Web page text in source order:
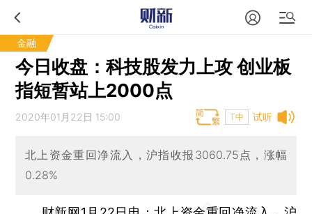
金融
今日收盘：科技股发力上攻 创业板
指短暂站上2000点
试听
2020年01月22日 15:00 T中
北上资金重回净流入，沪指收报3060.75点，涨幅
0.28%